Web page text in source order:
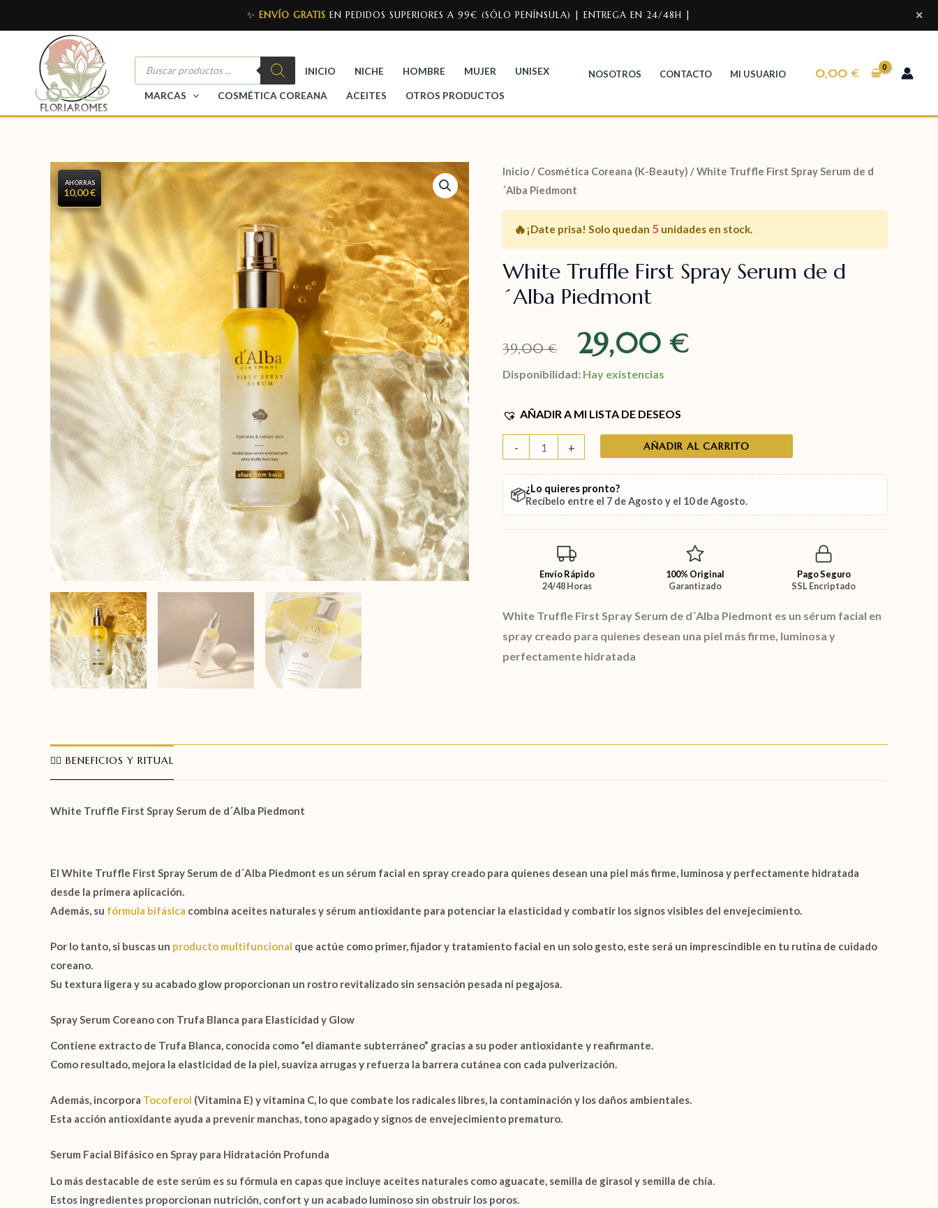
✨ ENVÍO GRATIS EN PEDIDOS SUPERIORES A 99€ (SÓLO PENÍNSULA) | ENTREGA EN 24/48H | ✕
INICIO NICHE HOMBRE MUJER UNISEX
MARCAS COSMÉTICA COREANA ACEITES OTROS PRODUCTOS
NOSOTROS CONTACTO MI USUARIO 0,00€
AHORRAS
10,00 €
Inicio/ Cosmética Coreana (K-Beauty) / White Truffle First Spray Serum de d
´Alba Piedmont
🔥¡Date prisa! Solo quedan 5 unidades en stock.
White Truffle First Spray Serum de d
´Alba Piedmont
39,00€ 29,00€
Disponibilidad: Hay existencias
AÑADIR A MI LISTA DE DESEOS
- + AÑADIR AL CARRITO
📦¿Lo quieres pronto?
Recíbelo entre el 7 de Agosto y el 10 de Agosto.
Envío Rápido
24/48 Horas
100% Original
Garantizado
Pago Seguro
SSL Encriptado
White Truffle First Spray Serum de d´Alba Piedmont es un sérum facial en
spray creado para quienes desean una piel más firme, luminosa y
perfectamente hidratada
🧖‍♀️ BENEFICIOS Y RITUAL
White Truffle First Spray Serum de d´Alba Piedmont
El White Truffle First Spray Serum de d´Alba Piedmont es un sérum facial en spray creado para quienes desean una piel más firme, luminosa y perfectamente hidratada
desde la primera aplicación.
Además, su fórmula bifásica combina aceites naturales y sérum antioxidante para potenciar la elasticidad y combatir los signos visibles del envejecimiento.
Por lo tanto, si buscas un producto multifuncional que actúe como primer, fijador y tratamiento facial en un solo gesto, este será un imprescindible en tu rutina de cuidado
coreano.
Su textura ligera y su acabado glow proporcionan un rostro revitalizado sin sensación pesada ni pegajosa.
Spray Serum Coreano con Trufa Blanca para Elasticidad y Glow
Contiene extracto de Trufa Blanca, conocida como “el diamante subterráneo” gracias a su poder antioxidante y reafirmante.
Como resultado, mejora la elasticidad de la piel, suaviza arrugas y refuerza la barrera cutánea con cada pulverización.
Además, incorpora Tocoferol (Vitamina E) yvitamina C, lo que combate los radicales libres, la contaminación y los daños ambientales.
Esta acción antioxidante ayuda a prevenir manchas, tono apagado y signos de envejecimiento prematuro.
Serum Facial Bifásico en Spray para Hidratación Profunda
Lo más destacable de este serúm es su fórmula en capas que incluye aceites naturales como aguacate semilla de girasol y semilla de chía
Estos ingredientes proporcionan nutrición, confort y un acabado luminoso sin obstruir los poros.